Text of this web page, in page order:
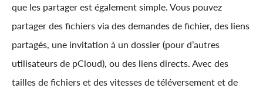
que les partager est également simple. Vous pouvez
partager des fichiers via des demandes de fichier, des liens
partagés, une invitation à un dossier (pour d’autres
utilisateurs de pCloud), ou des liens directs. Avec des
tailles de fichiers et des vitesses de téléversement et de